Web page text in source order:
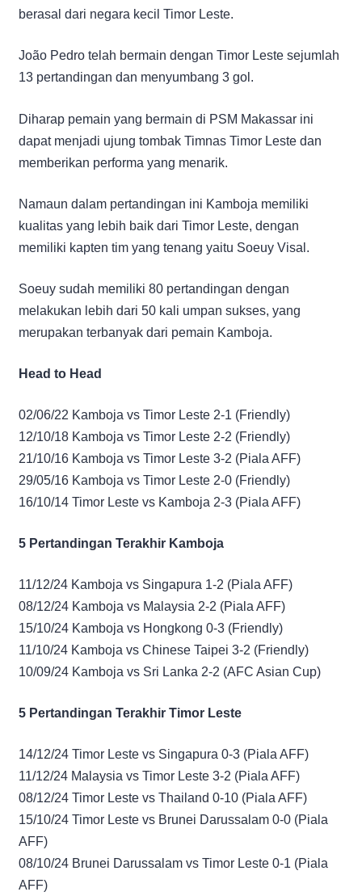
berasal dari negara kecil Timor Leste.
João Pedro telah bermain dengan Timor Leste sejumlah
13 pertandingan dan menyumbang 3 gol.
Diharap pemain yang bermain di PSM Makassar ini
dapat menjadi ujung tombak Timnas Timor Leste dan
memberikan performa yang menarik.
Namaun dalam pertandingan ini Kamboja memiliki
kualitas yang lebih baik dari Timor Leste, dengan
memiliki kapten tim yang tenang yaitu Soeuy Visal.
Soeuy sudah memiliki 80 pertandingan dengan
melakukan lebih dari 50 kali umpan sukses, yang
merupakan terbanyak dari pemain Kamboja.
Head to Head
02/06/22 Kamboja vs Timor Leste 2-1 (Friendly)
12/10/18 Kamboja vs Timor Leste 2-2 (Friendly)
21/10/16 Kamboja vs Timor Leste 3-2 (Piala AFF)
29/05/16 Kamboja vs Timor Leste 2-0 (Friendly)
16/10/14 Timor Leste vs Kamboja 2-3 (Piala AFF)
5 Pertandingan Terakhir Kamboja
11/12/24 Kamboja vs Singapura 1-2 (Piala AFF)
08/12/24 Kamboja vs Malaysia 2-2 (Piala AFF)
15/10/24 Kamboja vs Hongkong 0-3 (Friendly)
11/10/24 Kamboja vs Chinese Taipei 3-2 (Friendly)
10/09/24 Kamboja vs Sri Lanka 2-2 (AFC Asian Cup)
5 Pertandingan Terakhir Timor Leste
14/12/24 Timor Leste vs Singapura 0-3 (Piala AFF)
11/12/24 Malaysia vs Timor Leste 3-2 (Piala AFF)
08/12/24 Timor Leste vs Thailand 0-10 (Piala AFF)
15/10/24 Timor Leste vs Brunei Darussalam 0-0 (Piala
AFF)
08/10/24 Brunei Darussalam vs Timor Leste 0-1 (Piala
AFF)